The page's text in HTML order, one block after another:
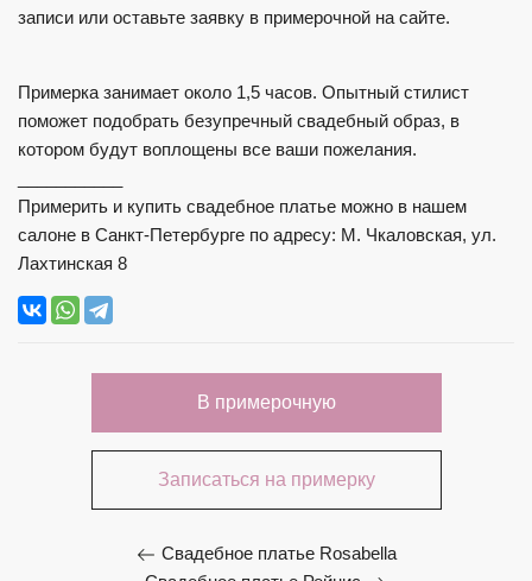
записи или оставьте заявку в примерочной на сайте.
Примерка занимает около 1,5 часов. Опытный стилист
поможет подобрать безупречный свадебный образ, в
котором будут воплощены все ваши пожелания.
Примерить и купить свадебное платье можно в нашем
салоне в Санкт-Петербурге по адресу: М. Чкаловская, ул.
Лахтинская 8
В примерочную
Записаться на примерку
Свадебное платье Rosabella